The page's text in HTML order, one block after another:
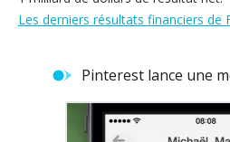
Les derniers résultats financiers de
Pinterest lance une